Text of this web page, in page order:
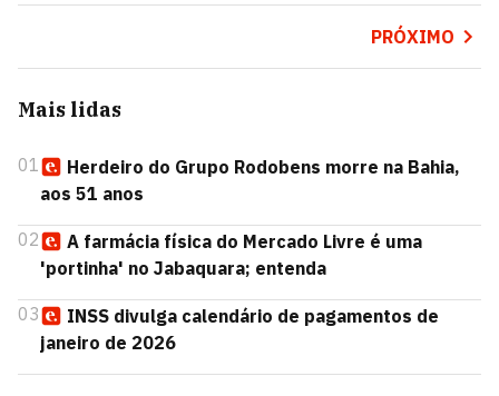
PRÓXIMO
Mais lidas
01
Herdeiro do Grupo Rodobens morre na Bahia,
aos 51 anos
02
A farmácia física do Mercado Livre é uma
'portinha' no Jabaquara; entenda
03
INSS divulga calendário de pagamentos de
janeiro de 2026